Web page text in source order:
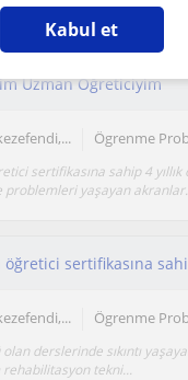
Kabul et
anlamda kariyer...
Uzman Öğreticiyim
Ögrenme
sertifikasına sahip 4
problemleri yaşayan
Ögrenme
derslerinde sıkıntı
tekni...